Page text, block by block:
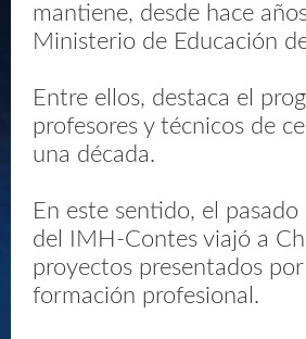
mantiene, desde hace
Ministerio de Educación
Entre ellos, destaca el
profesores y técnicos de
una década.
En este sentido, el
del IMH-Contes viajó a
proyectos presentados
formación profesional.